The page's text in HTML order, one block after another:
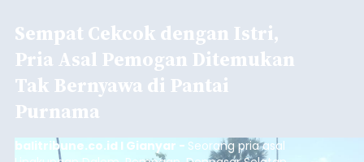
Sempat Cekcok dengan Istri,
Pria Asal Pemogan Ditemukan
Tak Bernyawa di Pantai
Purnama
balitribune.co.id I Gianyar - Seorang pria asal